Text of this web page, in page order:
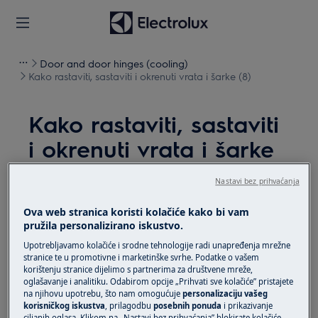
Door and door hinges (cooling)
Kako rastaviti, sastaviti i okrenuti vrata i šarke (8)
Kako rastaviti, sastaviti
i okrenuti vrata i šarke
(8)
Rješenje
Prije bilo kakvog postupka održavanja, isključite
uređaj i odspojite mrežni utikač iz utičnice.
Uvijek pazite kad premještate uređaje, za teške
uređaje potrebno je da ih premjeste dvije osobe.
Ova web stranica koristi kolačiće kako bi vam
pružila personalizirano iskustvo.
Upotrebljavamo kolačiće i srodne tehnologije radi unapređenja mrežne
stranice te u promotivne i marketinške svrhe. Podatke o vašem
korištenju stranice dijelimo s partnerima za društvene mreže,
oglašavanje i analitiku. Odabirom opcije „Prihvati sve kolačiće” pristajete
na njihovu upotrebu, što nam omogućujepersonalizaciju vašeg
korisničkog iskustva, prilagodbuposebnih ponuda i prikazivanje
Nastavi bez prihvaćanja